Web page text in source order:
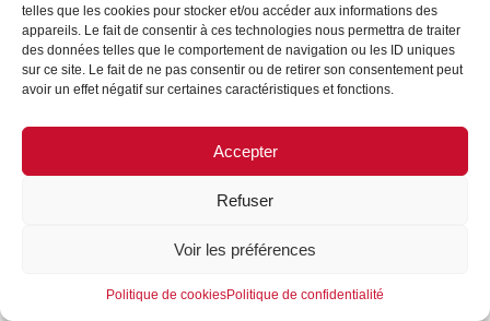
telles que les cookies pour stocker et/ou accéder aux informations des
appareils. Le fait de consentir à ces technologies nous permettra de traiter
des données telles que le comportement de navigation ou les ID uniques
sur ce site. Le fait de ne pas consentir ou de retirer son consentement peut
avoir un effet négatif sur certaines caractéristiques et fonctions.
Accepter
Refuser
Voir les préférences
Politique de cookiesPolitique de confidentialité
MENTIONS LÉGALES CONTACTEZ-NOUS
REJOIGNEZ-NOUS
SUIVEZ-NOUS
©FORMES & SCULPTURES. 2023